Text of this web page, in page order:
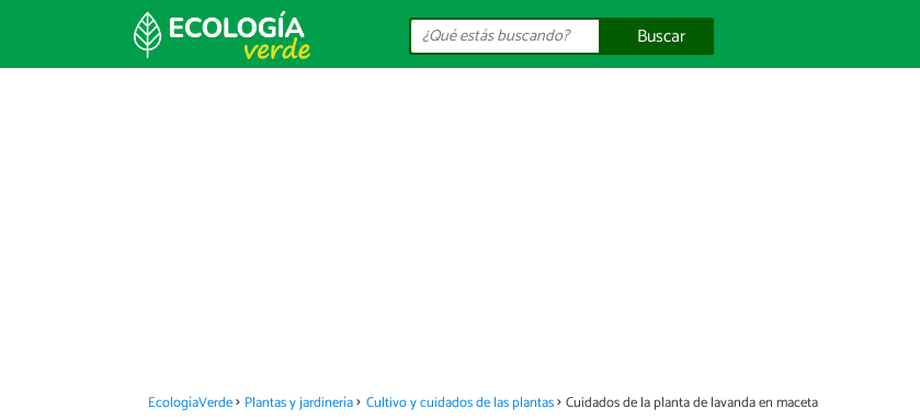
Buscar
EcologíaVerde Plantas y jardinería Cultivo y cuidados de las plantas Cuidados de la planta de lavanda en maceta